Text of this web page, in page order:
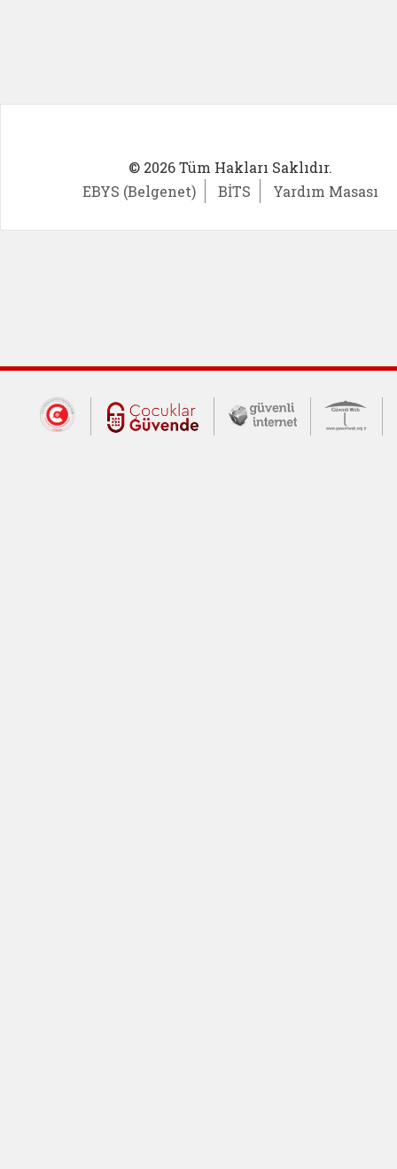
© 2026 Tüm Hakları Saklıdır.
EBYS (Belgenet)
BİTS Yardım Masası
Dış Bağlantılar
Cumhurbaşkanlığı İletişim Merkezi
Çocuklar Güvende (yeni
Güvenli